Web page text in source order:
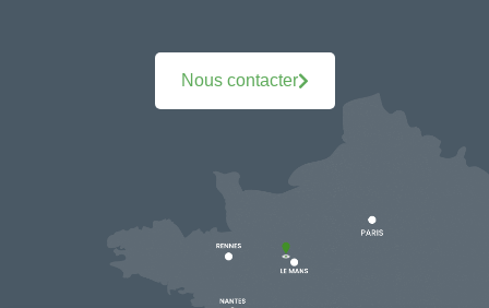
Nous contacter